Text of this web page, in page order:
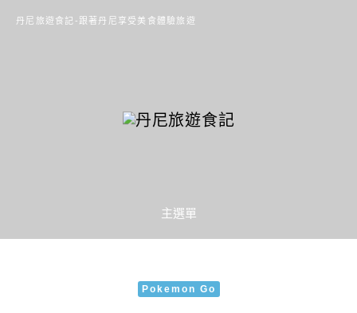
丹尼旅遊食記-跟著丹尼享受美食體驗旅遊
主選單
Pokemon Go